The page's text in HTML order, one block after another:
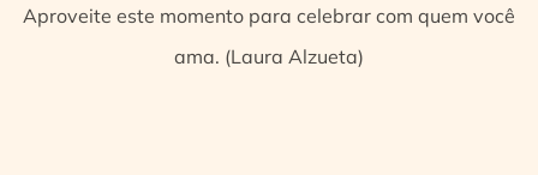
Aproveite este momento para celebrar com quem você
ama. (Laura Alzueta)